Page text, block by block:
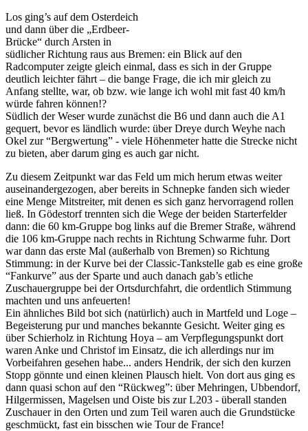
Los ging’s auf dem Osterdeich
und dann über die „Erdbeer-
Brücke“ durch Arsten in
südlicher Richtung raus aus Bremen: ein Blick auf den
Radcomputer zeigte gleich einmal, dass es sich in der Gruppe
deutlich leichter fährt – die bange Frage, die ich mir gleich zu
Anfang stellte, war, ob bzw. wie lange ich wohl mit fast 40 km/h
würde fahren können!?
Südlich der Weser wurde zunächst die B6 und dann auch die A1
gequert, bevor es ländlich wurde: über Dreye durch Weyhe nach
Okel zur “Bergwertung” - viele Höhenmeter hatte die Strecke nicht
zu bieten, aber darum ging es auch gar nicht.
Zu diesem Zeitpunkt war das Feld um mich herum etwas weiter
auseinandergezogen, aber bereits in Schnepke fanden sich wieder
eine Menge Mitstreiter, mit denen es sich ganz hervorragend rollen
ließ. In Gödestorf trennten sich die Wege der beiden Starterfelder
dann: die 60 km-Gruppe bog links auf die Bremer Straße, während
die 106 km-Gruppe nach rechts in Richtung Schwarme fuhr. Dort
war dann das erste Mal (außerhalb von Bremen) so Richtung
Stimmung: in der Kurve bei der Classic-Tankstelle gab es eine große
“Fankurve” aus der Sparte und auch danach gab’s etliche
Zuschauergruppe bei der Ortsdurchfahrt, die ordentlich Stimmung
machten und uns anfeuerten!
Ein ähnliches Bild bot sich (natürlich) auch in Martfeld und Loge –
Begeisterung pur und manches bekannte Gesicht. Weiter ging es
über Schierholz in Richtung Hoya – am Verpflegungspunkt dort
waren Anke und Christof im Einsatz, die ich allerdings nur im
Vorbeifahren gesehen habe... anders Hendrik, der sich den kurzen
Stopp gönnte und einen kleinen Plausch hielt. Von dort aus ging es
dann quasi schon auf den “Rückweg”: über Mehringen, Ubbendorf,
Hilgermissen, Magelsen und Oiste bis zur L203 - überall standen
Zuschauer in den Orten und zum Teil waren auch die Grundstücke
geschmückt, fast ein bisschen wie Tour de France!